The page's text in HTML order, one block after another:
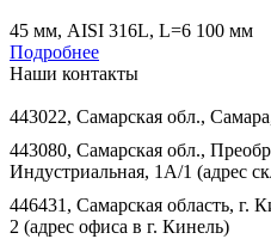
45 мм, AISI 316L, L=6 100 мм
Подробнее
Наши контакты
443022, Самарская обл.,
443080, Самарская обл.,
Индустриальная, 1А/1 (адрес
446431, Самарская область, г.
2 (адрес офиса в г. Кинель)